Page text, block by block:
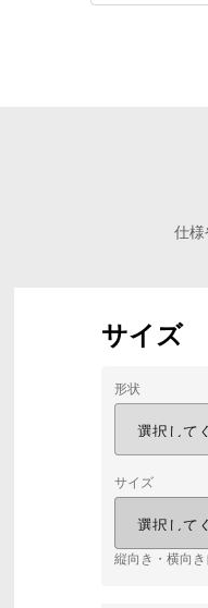
仕様
サイズ
形状
サイズ
縦向き・横向き